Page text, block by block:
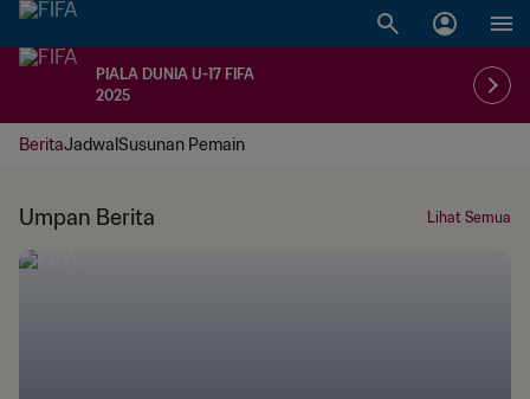
PIALA DUNIA U-17 FIFA
2025
BeritaJadwalSusunan Pemain
Umpan Berita Lihat Semua